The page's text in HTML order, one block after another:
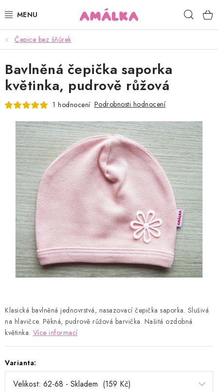
na
KOJENECKÉ, DĚTSKÉ OBLEČENÍ
ČEPICE, RUKAVICE, NÁKRČNÍKY
OSUŠKY, BRYNDÁKY, DEKY, DOPLŇKY
POUKAZY
KONTAKTY
HODNOCENÍ OBCHODU
Kontakty Proč AMÁLKA?
Doprava a platba
Tabulka velikostí
Postup pro vrácení a výměnu
Velkoobchod
Obchodní podmínky
Podmínky ochrany osobních údajů
Blog
Čepice bez šňůrek
Klasická bavlněná jednovrstvá, nasazovací čepička saporka. Slušivá
na hlavičce. Pěkná, pudrově růžová barvička. Našitá ozdobná
květinka. Více informací
Varianta:
Bavlněná čepička saporka
květinka, pudrově růžová
1 hodnocení Podrobnosti hodnocení